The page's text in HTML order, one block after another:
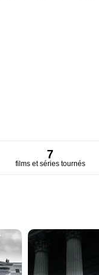
7
films et séries tournés